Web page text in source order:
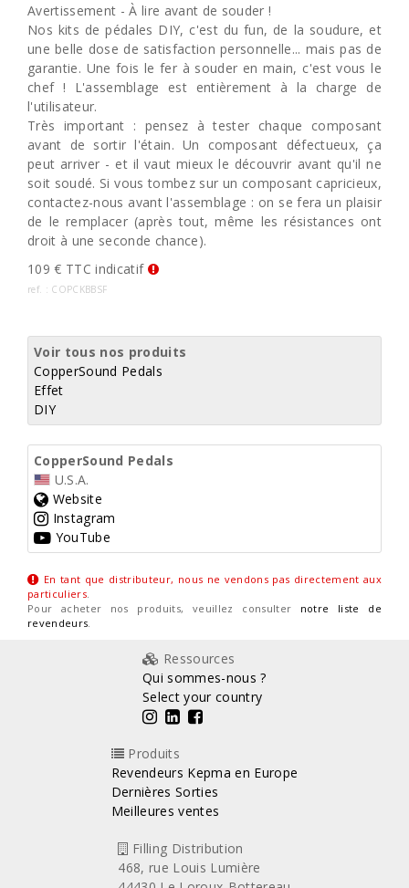
Avertissement - À lire avant de souder !
Nos kits de pédales DIY, c'est du fun, de la soudure, et
une belle dose de satisfaction personnelle... mais pas de
garantie. Une fois le fer à souder en main, c'est vous le
chef ! L'assemblage est entièrement à la charge de
l'utilisateur.
Très important : pensez à tester chaque composant
avant de sortir l'étain. Un composant défectueux, ça
peut arriver - et il vaut mieux le découvrir avant qu'il ne
soit soudé. Si vous tombez sur un composant capricieux,
contactez-nous avant l'assemblage : on se fera un plaisir
de le remplacer (après tout, même les résistances ont
droit à une seconde chance).
109 € TTC indicatif
ref. : COPCKBBSF
Voir tous nos produits
CopperSound Pedals
Effet
DIY
CopperSound Pedals
U.S.A.
Website
Instagram
YouTube
En tant que distributeur, nous ne vendons pas directement aux
particuliers
Pour acheter nos produits, veuillez consulter notre liste de
revendeurs
Ressources
Qui sommes-nous ?
Select your country
Produits
Revendeurs Kepma en Europe
Dernières Sorties
Meilleures ventes
Filling Distribution
468, rue Louis Lumière